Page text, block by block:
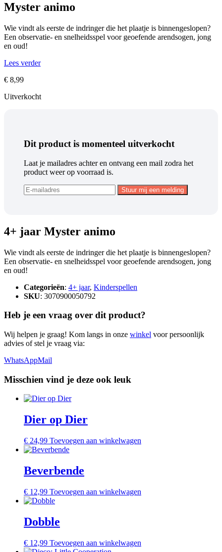
Myster animo
Wie vindt als eerste de indringer die het plaatje is binnengeslopen?
Een observatie- en snelheidsspel voor geoefende arendsogen, jong
en oud!
Lees verder
€ 8,99
Uitverkocht
Dit product is momenteel uitverkocht
Laat je mailadres achter en ontvang een mail zodra het
product weer op voorraad is.
4+ jaar Myster animo
Wie vindt als eerste de indringer die het plaatje is binnengeslopen?
Een observatie- en snelheidsspel voor geoefende arendsogen, jong
en oud!
Categorieën: 4+ jaar, Kinderspellen
SKU: 3070900050792
Heb je een vraag over dit product?
Wij helpen je graag! Kom langs in onze winkel voor persoonlijk
advies of stel je vraag via:
WhatsAppMail
Misschien vind je deze ook leuk
Dier op Dier
€ 24,99 Toevoegen aan winkelwagen
Beverbende
€ 12,99 Toevoegen aan winkelwagen
Dobble
€ 12,99 Toevoegen aan winkelwagen